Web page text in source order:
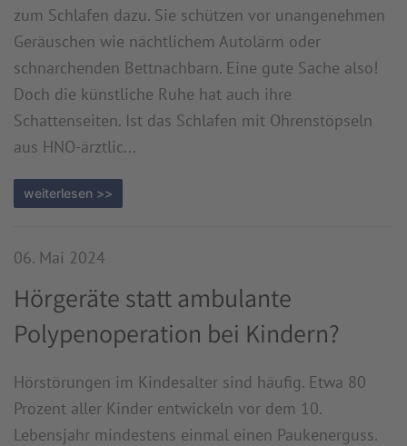
zum Schlafen dazu. Sie schützen vor unangenehmen
Geräuschen wie nächtlichem Autolärm oder
schnarchenden Bettnachbarn. Eine gute Sache also!
Doch die künstliche Ruhe hat auch ihre
Schattenseiten. Ist das Schlafen mit Ohrenstöpseln
aus HNO-ärztlic...
weiterlesen >>
06. Mai 2024
Hörgeräte statt ambulante
Polypenoperation bei Kindern?
Hörstörungen im Kindesalter sind häufig. Etwa 80
Prozent aller Kinder entwickeln vor dem 10.
Lebensjahr mindestens einmal einen Paukenerguss.